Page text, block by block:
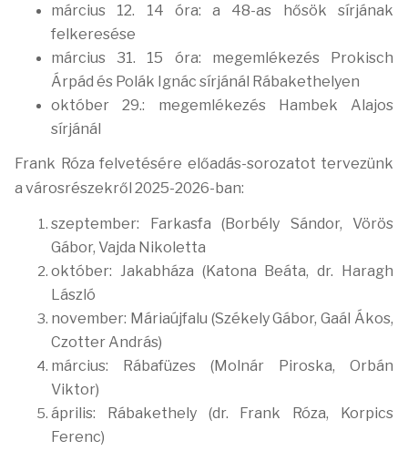
március 12. 14 óra: a 48-as hősök sírjának
felkeresése
március 31. 15 óra: megemlékezés Prokisch
Árpád és Polák Ignác sírjánál Rábakethelyen
október 29.: megemlékezés Hambek Alajos
sírjánál
Frank Róza felvetésére előadás-sorozatot tervezünk
a városrészekről 2025-2026-ban:
szeptember: Farkasfa (Borbély Sándor, Vörös
Gábor, Vajda Nikoletta
október: Jakabháza (Katona Beáta, dr. Haragh
László
november: Máriaújfalu (Székely Gábor, Gaál Ákos,
Czotter András)
március: Rábafüzes (Molnár Piroska, Orbán
Viktor)
április: Rábakethely (dr. Frank Róza, Korpics
Ferenc)